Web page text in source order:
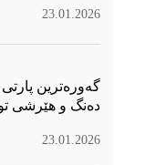
23.01.2026
گەورەترین
دەنگ و هێرشی
23.01.2026